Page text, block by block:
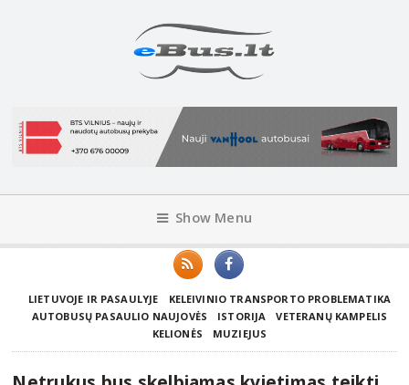
Show Menu
LIETUVOJE IR PASAULYJE
KELEIVINIO TRANSPORTO PROBLEMATIKA
AUTOBUSŲ PASAULIO NAUJOVĖS
ISTORIJA
VETERANŲ KAMPELIS
KELIONĖS
MUZIEJUS